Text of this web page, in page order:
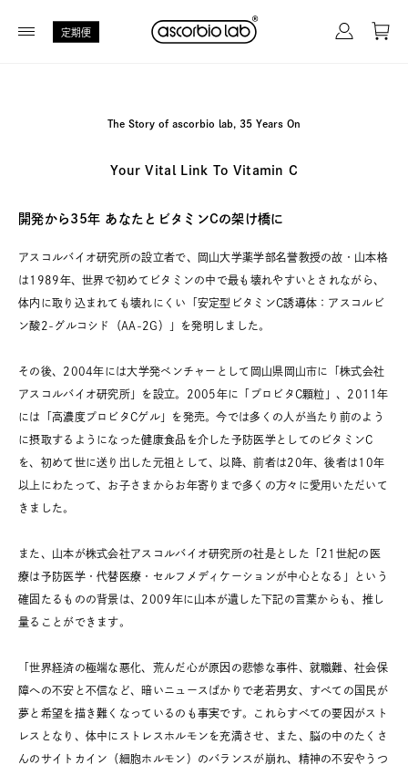
定期便
The Story of ascorbio lab, 35 Years On
Your Vital Link To Vitamin C
開発から35年 あなたとビタミンCの架け橋に
アスコルバイオ研究所の設立者で、岡山大学薬学部名誉教授の故・山本格
は1989年、世界で初めてビタミンの中で最も壊れやすいとされながら、
体内に取り込まれても壊れにくい「安定型ビタミンC誘導体：アスコルビ
ン酸2-グルコシド（AA-2G）」を発明しました。
その後、2004年には大学発ベンチャーとして岡山県岡山市に「株式会社
アスコルバイオ研究所」を設立。2005年に「プロビタC顆粒」、2011年
には「高濃度プロビタCゲル」を発売。今では多くの人が当たり前のよう
に摂取するようになった健康食品を介した予防医学としてのビタミンC
を、初めて世に送り出した元祖として、以降、前者は20年、後者は10年
以上にわたって、お子さまからお年寄りまで多くの方々に愛用いただいて
きました。
また、山本が株式会社アスコルバイオ研究所の社是とした「21世紀の医
療は予防医学・代替医療・セルフメディケーションが中心となる」という
確固たるものの背景は、2009年に山本が遺した下記の言葉からも、推し
量ることができます。
「世界経済の極端な悪化、荒んだ心が原因の悲惨な事件、就職難、社会保
障への不安と不信など、暗いニュースばかりで老若男女、すべての国民が
夢と希望を描き難くなっているのも事実です。これらすべての要因がスト
レスとなり、体中にストレスホルモンを充満させ、また、脳の中のたくさ
んのサイトカイン（細胞ホルモン）のバランスが崩れ、精神の不安やうつ